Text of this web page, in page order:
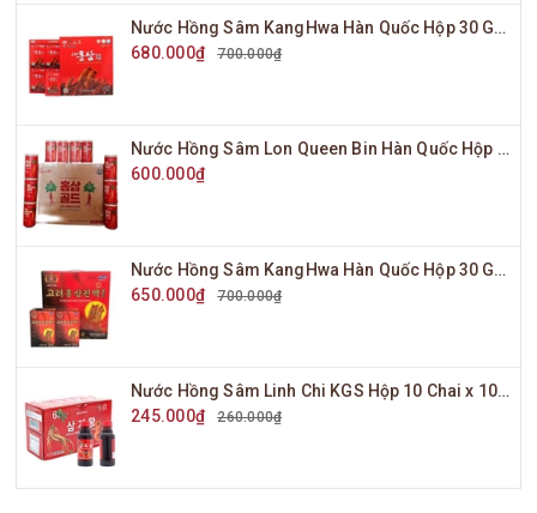
Nước Hồng Sâm KangHwa Hàn Quốc Hộp 30 Gói x 70ml
680.000₫
700.000₫
Nước Hồng Sâm Lon Queen Bin Hàn Quốc Hộp 30 Lon x 175ml
600.000₫
Nước Hồng Sâm KangHwa Hàn Quốc Hộp 30 Gói x 80ml
650.000₫
700.000₫
Nước Hồng Sâm Linh Chi KGS Hộp 10 Chai x 100ml
245.000₫
260.000₫